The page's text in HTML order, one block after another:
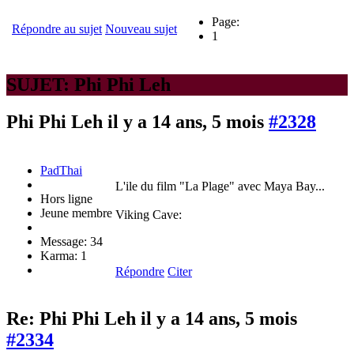
Répondre au sujet Nouveau sujet
Page:
1
SUJET: Phi Phi Leh
Phi Phi Leh il y a 14 ans, 5 mois #2328
PadThai
Hors ligne
Jeune membre
Message: 34
Karma: 1
L'ile du film "La Plage" avec Maya Bay...
Viking Cave:
Répondre Citer
Re: Phi Phi Leh il y a 14 ans, 5 mois
#2334